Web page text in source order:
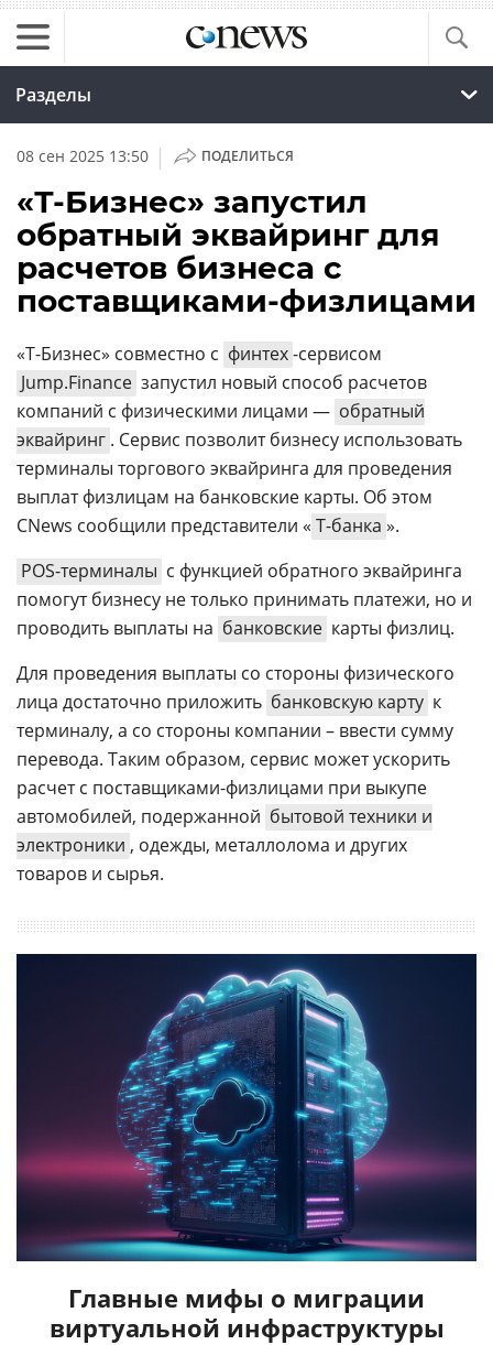
Разделы
08 сен 2025 13:50 | ПОДЕЛИТЬСЯ
«Т-Бизнес» запустил
обратный эквайринг для
расчетов бизнеса с
поставщиками-физлицами
«Т-Бизнес» совместно с финтех-сервисом
Jump.Finance запустил новый способ расчетов
компаний с физическими лицами — обратный
эквайринг . Сервис позволит бизнесу использовать
терминалы торгового эквайринга для проведения
выплат физлицам на банковские карты. Об этом
CNews сообщили представители « Т-банка ».
POS-терминалы с функцией обратного эквайринга
помогут бизнесу не только принимать платежи, но и
проводить выплаты на банковские карты физлиц.
Для проведения выплаты со стороны физического
лица достаточно приложить банковскую карту к
терминалу, а со стороны компании – ввести сумму
перевода. Таким образом, сервис может ускорить
расчет с поставщиками-физлицами при выкупе
автомобилей, подержанной бытовой техники и
электроники , одежды, металлолома и других
товаров и сырья.
Главные мифы о миграции
виртуальной инфраструктуры